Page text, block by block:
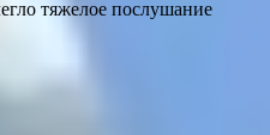
тяжелое послушание